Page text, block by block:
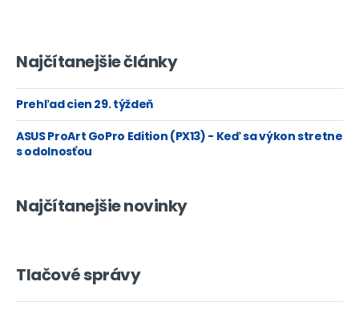
Najčítanejšie články
Prehľad cien 29. týždeň
ASUS ProArt GoPro Edition (PX13) - Keď sa výkon stretne
s odolnosťou
Najčítanejšie novinky
Tlačové správy